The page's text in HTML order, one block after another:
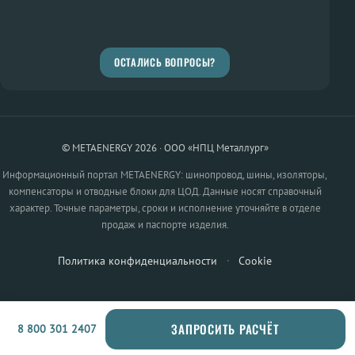
ОСТАЛИСЬ ВОПРОСЫ?
© METAENERGY 2026 · ООО «НПЦ Металлург»
Информационный портал METAENERGY: шинопровод, шины, изоляторы,
компенсаторы и отводные блоки для ЦОД. Данные носят справочный
характер. Точные параметры, сроки и исполнение уточняйте в отделе
продаж и паспорте изделия.
Политика конфиденциальности · Cookie
8 800 301 2407 ЗАПРОСИТЬ РАСЧЁТ